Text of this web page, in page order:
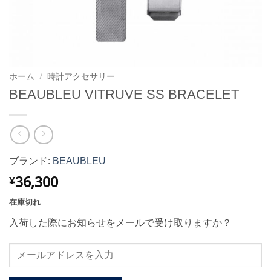
ホーム / 時計アクセサリー
BEAUBLEU VITRUVE SS BRACELET
ブランド: BEAUBLEU
¥36,300
在庫切れ
入荷した際にお知らせをメールで受け取りますか？